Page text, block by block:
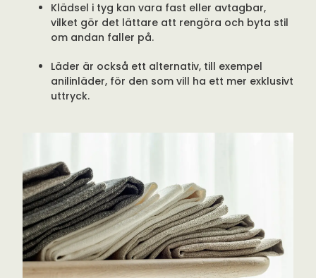
Klädsel i tyg kan vara fast eller avtagbar,
vilket gör det lättare att rengöra och byta stil
om andan faller på.
Läder är också ett alternativ, till exempel
anilinläder, för den som vill ha ett mer exklusivt
uttryck.